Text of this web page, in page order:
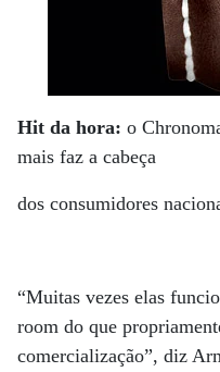
Hit da hora: o
mais faz a cabeça
dos consumidores
“Muitas vezes elas
room do que
comercialização”, diz